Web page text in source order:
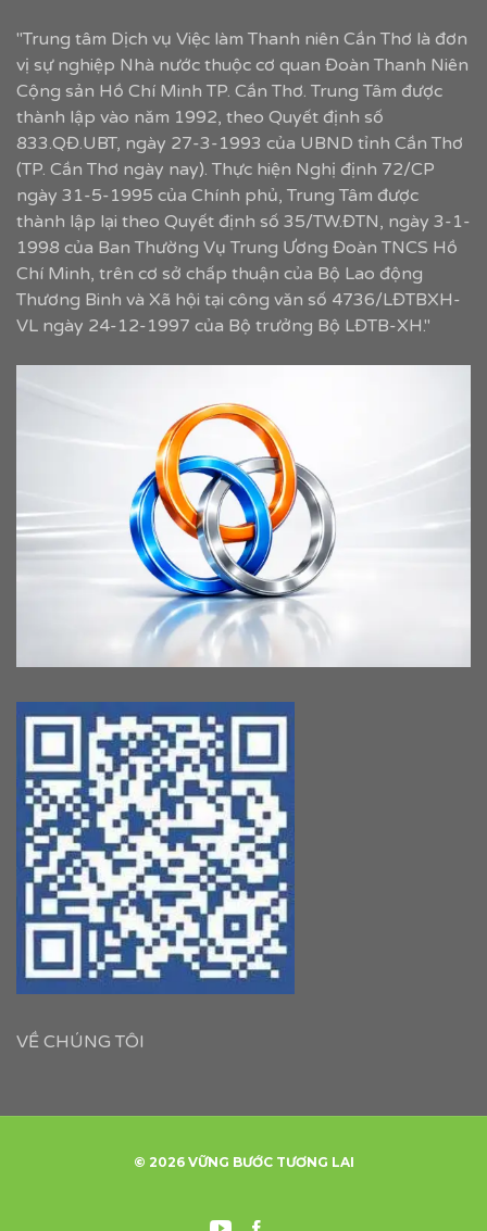
"Trung tâm Dịch vụ Việc làm Thanh niên Cần Thơ là đơn
vị sự nghiệp Nhà nước thuộc cơ quan Đoàn Thanh Niên
Cộng sản Hồ Chí Minh TP. Cần Thơ. Trung Tâm được
thành lập vào năm 1992, theo Quyết định số
833.QĐ.UBT, ngày 27-3-1993 của UBND tỉnh Cần Thơ
(TP. Cần Thơ ngày nay). Thực hiện Nghị định 72/CP
ngày 31-5-1995 của Chính phủ, Trung Tâm được
thành lập lại theo Quyết định số 35/TW.ĐTN, ngày 3-1-
1998 của Ban Thường Vụ Trung Ương Đoàn TNCS Hồ
Chí Minh, trên cơ sở chấp thuận của Bộ Lao động
Thương Binh và Xã hội tại công văn số 4736/LĐTBXH-
VL ngày 24-12-1997 của Bộ trưởng Bộ LĐTB-XH."
VỀ CHÚNG TÔI
© 2026 VỮNG BƯỚC TƯƠNG LAI